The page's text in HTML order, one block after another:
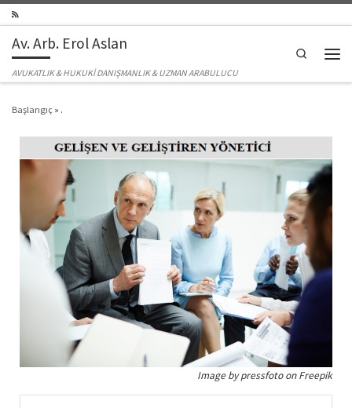
Av. Arb. Erol Aslan
AVUKATLIK & HUKUKİ DANIŞMANLIK & UZMAN ARABULUCU
Search
Başlangıç » .
Image by pressfoto on Freepik